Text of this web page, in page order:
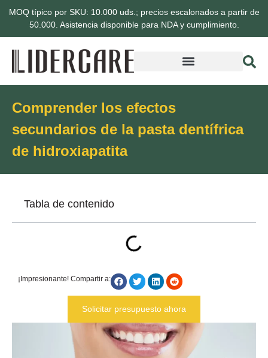
MOQ típico por SKU: 10.000 uds.; precios escalonados a partir de
50.000. Asistencia disponible para NDA y cumplimiento.
Comprender los efectos
secundarios de la pasta dentífrica
de hidroxiapatita
Tabla de contenido
¡Impresionante! Compartir a:
Solicitar presupuesto ahora